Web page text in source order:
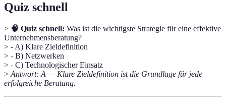
Quiz schnell
> 🧠 Quiz schnell: Was ist die wichtigste Strategie für eine effektive
Unternehmensberatung?
> - A) Klare Zieldefinition
> - B) Netzwerken
> - C) Technologischer Einsatz
> Antwort: A — Klare Zieldefinition ist die Grundlage für jede
erfolgreiche Beratung.